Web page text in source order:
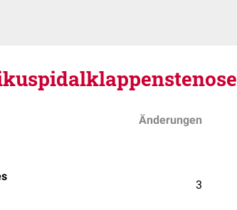
Änderungen
3